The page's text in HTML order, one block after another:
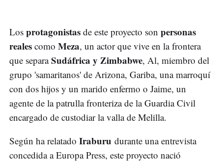
Los protagonistas de este proyecto son personas
reales como Meza, un actor que vive en la frontera
que separaSudáfrica y Zimbabwe, Al, miembro del
grupo 'samaritanos' de Arizona, Gariba, una marroquí
con dos hijos y un marido enfermo o Jaime, un
agente de la patrulla fronteriza de la Guardia Civil
encargado de custodiar la valla de Melilla.
Según ha relatado Iraburu durante una entrevista
concedida a Europa Press, este proyecto nació